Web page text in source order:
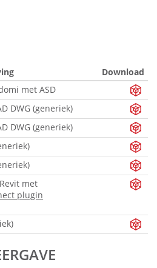
Download
met ASD
DWG (generiek)
DWG (generiek)
met
plugin